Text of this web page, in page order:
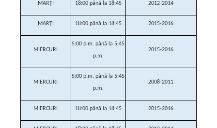
MARŢI 18:00 până la 18:45 2012-2014
MARŢI 18:00 până la 18:45 2015-2016
MIERCURI
5:00 p.m. până la 5:45
p.m.
2015-2016
MIERCURI
5:00 p.m. până la 5:45
p.m.
2008-2011
MIERCURI 18:00 până la 18:45 2015-2016